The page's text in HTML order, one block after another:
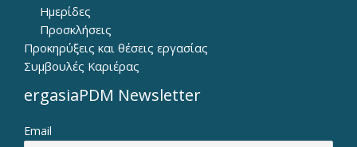
Ημερίδες
Προσκλήσεις
Προκηρύξεις και θέσεις εργασίας
Συμβουλές Καριέρας
ergasiaPDM Newsletter
Email